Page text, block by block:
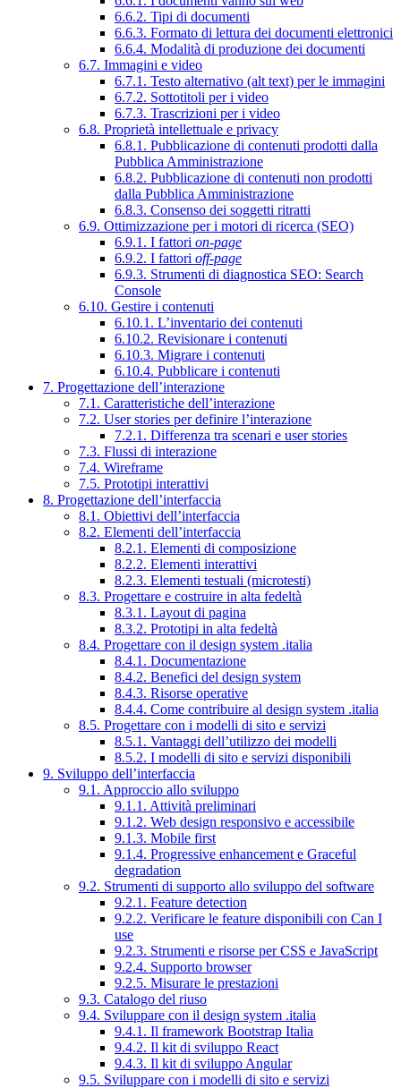
6.6.2. Tipi di documenti
6.6.3. Formato di lettura dei documenti elettronici
6.6.4. Modalità di produzione dei documenti
6.7. Immagini e video
6.7.1. Testo alternativo (alt text) per le immagini
6.7.2. Sottotitoli per i video
6.7.3. Trascrizioni per i video
6.8. Proprietà intellettuale e privacy
6.8.1. Pubblicazione di contenuti prodotti dalla
Pubblica Amministrazione
6.8.2. Pubblicazione di contenuti non prodotti
dalla Pubblica Amministrazione
6.8.3. Consenso dei soggetti ritratti
6.9. Ottimizzazione per i motori di ricerca (SEO)
6.9.1. I fattori on-page
6.9.2. I fattori off-page
6.9.3. Strumenti di diagnostica SEO: Search
Console
6.10. Gestire i contenuti
6.10.1. L’inventario dei contenuti
6.10.2. Revisionare i contenuti
6.10.3. Migrare i contenuti
6.10.4. Pubblicare i contenuti
7. Progettazione dell’interazione
7.1. Caratteristiche dell’interazione
7.2. User stories per definire l’interazione
7.2.1. Differenza tra scenari e user stories
7.3. Flussi di interazione
7.4. Wireframe
7.5. Prototipi interattivi
8. Progettazione dell’interfaccia
8.1. Obiettivi dell’interfaccia
8.2. Elementi dell’interfaccia
8.2.1. Elementi di composizione
8.2.2. Elementi interattivi
8.2.3. Elementi testuali (microtesti)
8.3. Progettare e costruire in alta fedeltà
8.3.1. Layout di pagina
8.3.2. Prototipi in alta fedeltà
8.4. Progettare con il design system .italia
8.4.1. Documentazione
8.4.2. Benefici del design system
8.4.3. Risorse operative
8.4.4. Come contribuire al design system .italia
8.5. Progettare con i modelli di sito e servizi
8.5.1. Vantaggi dell’utilizzo dei modelli
8.5.2. I modelli di sito e servizi disponibili
9. Sviluppo dell’interfaccia
9.1. Approccio allo sviluppo
9.1.1. Attività preliminari
9.1.2. Web design responsivo e accessibile
9.1.3. Mobile first
9.1.4. Progressive enhancement e Graceful
degradation
9.2. Strumenti di supporto allo sviluppo del software
9.2.1. Feature detection
9.2.2. Verificare le feature disponibili con Can I
use
9.2.3. Strumenti e risorse per CSS e JavaScript
9.2.4. Supporto browser
9.2.5. Misurare le prestazioni
9.3. Catalogo del riuso
9.4. Sviluppare con il design system .italia
9.4.1. Il framework Bootstrap Italia
9.4.2. Il kit di sviluppo React
9.4.3. Il kit di sviluppo Angular
9.5. Sviluppare con i modelli di sito e servizi